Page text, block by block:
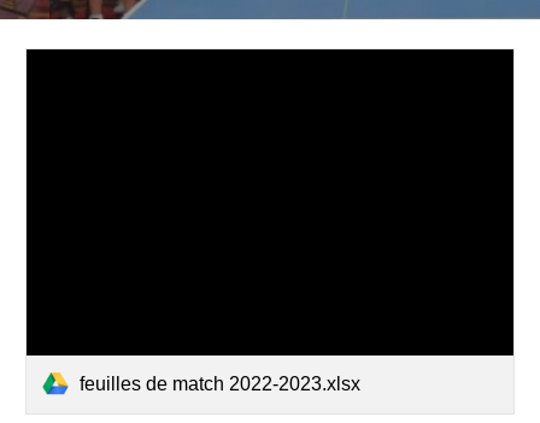
feuilles de match 2022-2023.xlsx